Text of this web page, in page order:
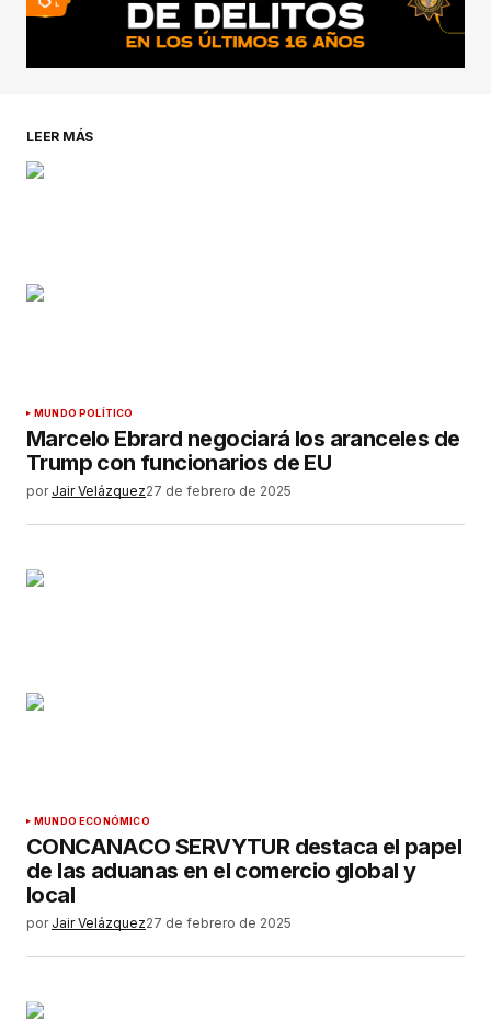
LEER MÁS
MUNDO POLÍTICO
Marcelo Ebrard negociará los aranceles de
Trump con funcionarios de EU
por Jair Velázquez27 de febrero de 2025
MUNDO ECONÓMICO
CONCANACO SERVYTUR destaca el papel
de las aduanas en el comercio global y
local
por Jair Velázquez27 de febrero de 2025